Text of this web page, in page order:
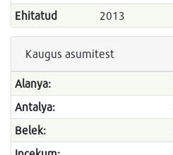
Ehitatud
2013
Kaugus asumitest
Alanya:
Antalya:
Belek: